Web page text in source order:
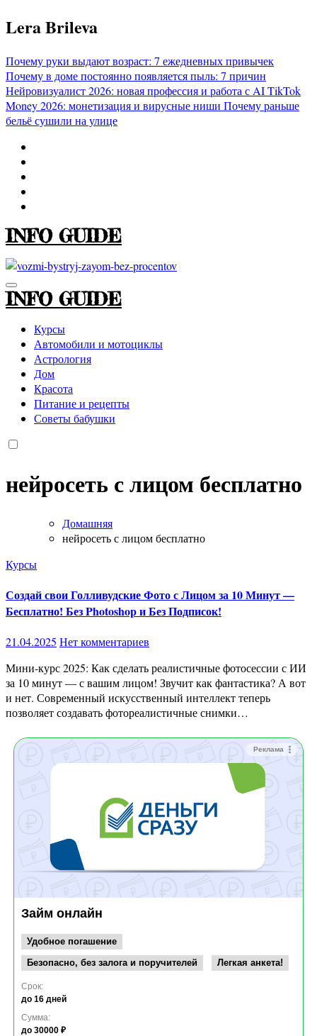
Перейти
к
Lera Brileva
Почему руки выдают возраст: 7 ежедневных привычек
Почему в доме постоянно появляется пыль: 7 причин
Нейровизуалист 2026: новая профессия и работа с AITikTok
Money 2026: монетизация и вирусные ниши Почему раньше
бельё сушили на улице
INFO GUIDE
INFO GUIDE
Курсы
Автомобили и мотоциклы
Астрология
Дом
Красота
Питание и рецепты
Советы бабушки
нейросеть с лицом бесплатно
Домашняя
нейросеть с лицом бесплатно
Курсы
Создай свои Голливудские Фото с Лицом за 10 Минут —
Бесплатно! Без Photoshop и Без Подписок!
21.04.2025 Нет комментариев
Мини-курс 2025: Как сделать реалистичные фотосессии с ИИ
за 10 минут — с вашим лицом! Звучит как фантастика? А вот
и нет. Современный искусственный интеллект теперь
позволяет создавать фотореалистичные снимки…
Реклама
Займ онлайн
Удобное погашение
Безопасно, без залога и поручителей
Легкая анкета!
Срок:
до 16 дней
Сумма:
до 30000 ₽